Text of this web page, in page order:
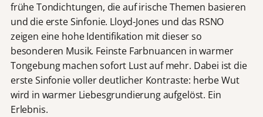
frühe Tondichtungen, die auf irische Themen basieren
und die erste Sinfonie. Lloyd-Jones und das RSNO
zeigen eine hohe Identifikation mit dieser so
besonderen Musik. Feinste Farbnuancen in warmer
Tongebung machen sofort Lust auf mehr. Dabei ist die
erste Sinfonie voller deutlicher Kontraste: herbe Wut
wird in warmer Liebesgrundierung aufgelöst. Ein
Erlebnis.